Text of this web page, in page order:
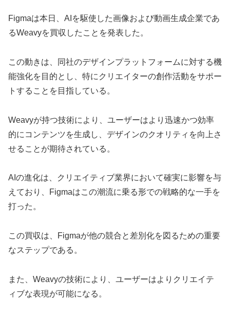
Figmaは本日、AIを駆使した画像および動画生成企業であ
るWeavyを買収したことを発表した。
この動きは、同社のデザインプラットフォームに対する機
能強化を目的とし、特にクリエイターの創作活動をサポー
トすることを目指している。
Weavyが持つ技術により、ユーザーはより迅速かつ効率
的にコンテンツを生成し、デザインのクオリティを向上さ
せることが期待されている。
AIの進化は、クリエイティブ業界において確実に影響を与
えており、Figmaはこの潮流に乗る形での戦略的な一手を
打った。
この買収は、Figmaが他の競合と差別化を図るための重要
なステップである。
また、Weavyの技術により、ユーザーはよりクリエイテ
ィブな表現が可能になる。